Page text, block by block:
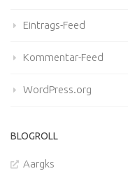
Eintrags-Feed
Kommentar-Feed
WordPress.org
BLOGROLL
Aargks